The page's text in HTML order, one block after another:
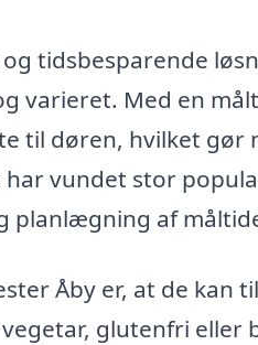
tidsbesparende
varieret. Med en
til døren, hvilket gør
vundet stor
planlægning af
Åby er, at de kan
glutenfri eller